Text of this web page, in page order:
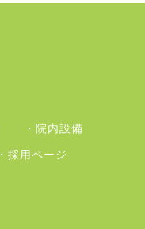
・院内設備
・採用ページ